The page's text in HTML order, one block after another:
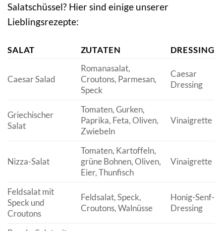
Salatschüssel? Hier sind einige unserer
Lieblingsrezepte:
SALAT ZUTATEN DRESSING
Caesar Salad
Romanasalat,
Croutons, Parmesan,
Speck
Caesar
Dressing
Griechischer
Salat
Tomaten, Gurken,
Paprika, Feta, Oliven,
Zwiebeln
Vinaigrette
Nizza-Salat
Tomaten, Kartoffeln,
grüne Bohnen, Oliven,
Eier, Thunfisch
Vinaigrette
Feldsalat mit
Speck und
Croutons
Feldsalat, Speck,
Croutons, Walnüsse
Honig-Senf-
Dressing